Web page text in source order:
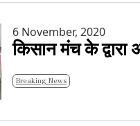
6 November, 2020
किसान मंच के
Breaking News